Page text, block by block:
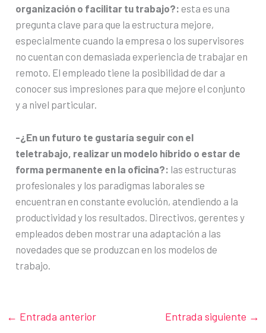
organización o facilitar tu trabajo?: esta es una
pregunta clave para que la estructura mejore,
especialmente cuando la empresa o los supervisores
no cuentan con demasiada experiencia de trabajar en
remoto. El empleado tiene la posibilidad de dar a
conocer sus impresiones para que mejore el conjunto
y a nivel particular.
-¿En un futuro te gustaría seguir con el
teletrabajo, realizar un modelo híbrido o estar de
forma permanente en la oficina?: las estructuras
profesionales y los paradigmas laborales se
encuentran en constante evolución, atendiendo a la
productividad y los resultados. Directivos, gerentes y
empleados deben mostrar una adaptación a las
novedades que se produzcan en los modelos de
trabajo.
← Entrada anterior Entrada siguiente →